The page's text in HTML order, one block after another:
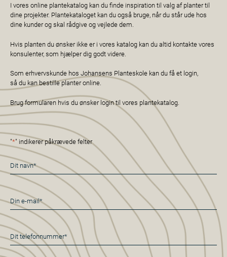
I vores online plantekatalog kan du finde inspiration til valg af planter til
dine projekter. Plantekataloget kan du også bruge, når du står ude hos
dine kunder og skal rådgive og vejlede dem.
Hvis planten du ønsker ikke er i vores katalog kan du altid kontakte vores
konsulenter, som hjælper dig godt videre.
Som erhvervskunde hos Johansens Planteskole kan du få et login,
så du kan bestille planter online.
Brug formularen hvis du ønsker login til vores plantekatalog.
"*" indikerer påkrævede felter
Navn
*
E-
mail
*
Telefon
*